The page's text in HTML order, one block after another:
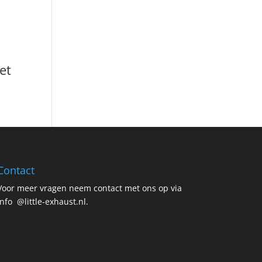
meer vragen neem contact met ons op via
@little-exhaust.nl.